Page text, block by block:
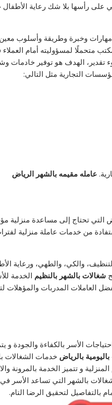
على رأسها بلا شك رعاية الأطفال
وخبرة وطريقة وأسلوب
متحملًا لمسؤوليته أمام
الهدف هو توفير خادمات
التجارية مثل التالي:
عامله مقيمه بالشهر الرياض
التي تحتاج إلى مساعدة منزلية
من خدمات عاملة منزلية
والكي، والطهي، ورعاية
شغالات بالشهر بالنظيم الخدمة
العاملات المدربات والمؤهلات
الأسر بالكفاءة والجودة و
بالرياض خدمات الشغالات
و تتميز الخدمة بالمرونة
بالشهر التي تساعد الأسر في
بالتفاصيل لتحقيق الرضا التام.